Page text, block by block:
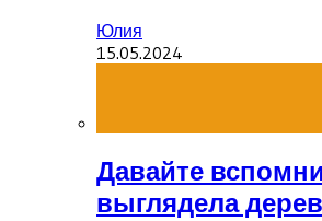
Юлия
15.05.2024
Давайте
выглядела